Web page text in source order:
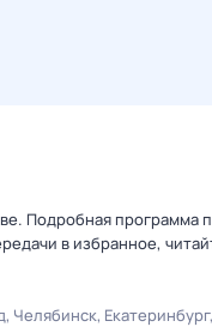
Подробная программа
в избранное,
Челябинск Екатеринбург